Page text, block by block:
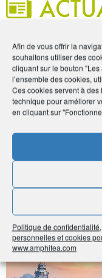
Afin de vous offrir la
souhaitons utiliser des
cliquant sur le bouton
l’ensemble des cookies,
Ces cookies servent à
technique pour améliorer
en cliquant sur
Politique de
personnelles et cookies
www.amphitea.com
VIE
FILTRER LES